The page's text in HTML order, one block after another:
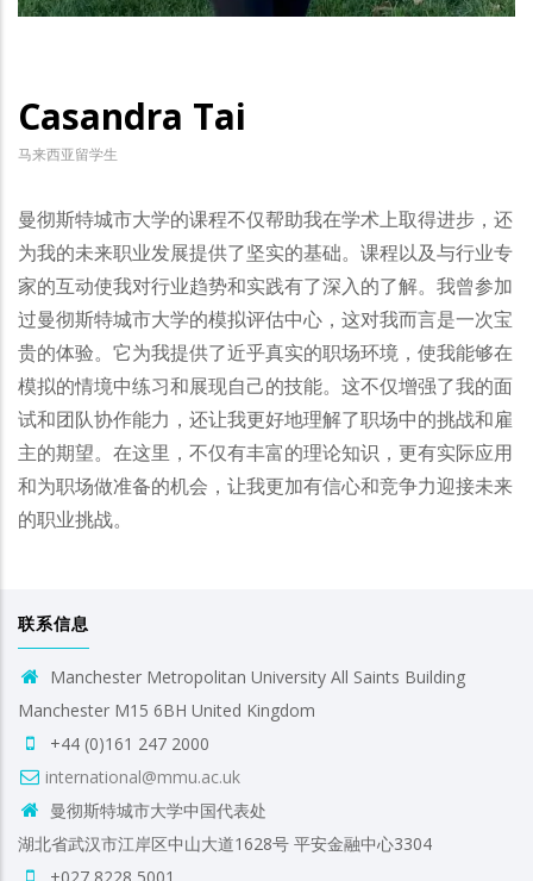
Casandra Tai
马来西亚留学生
曼彻斯特城市大学的课程不仅帮助我在学术上取得进步，还
为我的未来职业发展提供了坚实的基础。课程以及与行业专
家的互动使我对行业趋势和实践有了深入的了解。我曾参加
过曼彻斯特城市大学的模拟评估中心，这对我而言是一次宝
贵的体验。它为我提供了近乎真实的职场环境，使我能够在
模拟的情境中练习和展现自己的技能。这不仅增强了我的面
试和团队协作能力，还让我更好地理解了职场中的挑战和雇
主的期望。在这里，不仅有丰富的理论知识，更有实际应用
和为职场做准备的机会，让我更加有信心和竞争力迎接未来
的职业挑战。
联系信息
Manchester Metropolitan University All Saints Building
Manchester M15 6BH United Kingdom
+44 (0)161 247 2000
international@mmu.ac.uk
曼彻斯特城市大学中国代表处
湖北省武汉市江岸区中山大道1628号 平安金融中心3304